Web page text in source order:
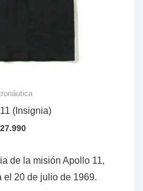
(Insignia)
27.990
de la misión Apollo 11,
el 20 de julio de 1969.